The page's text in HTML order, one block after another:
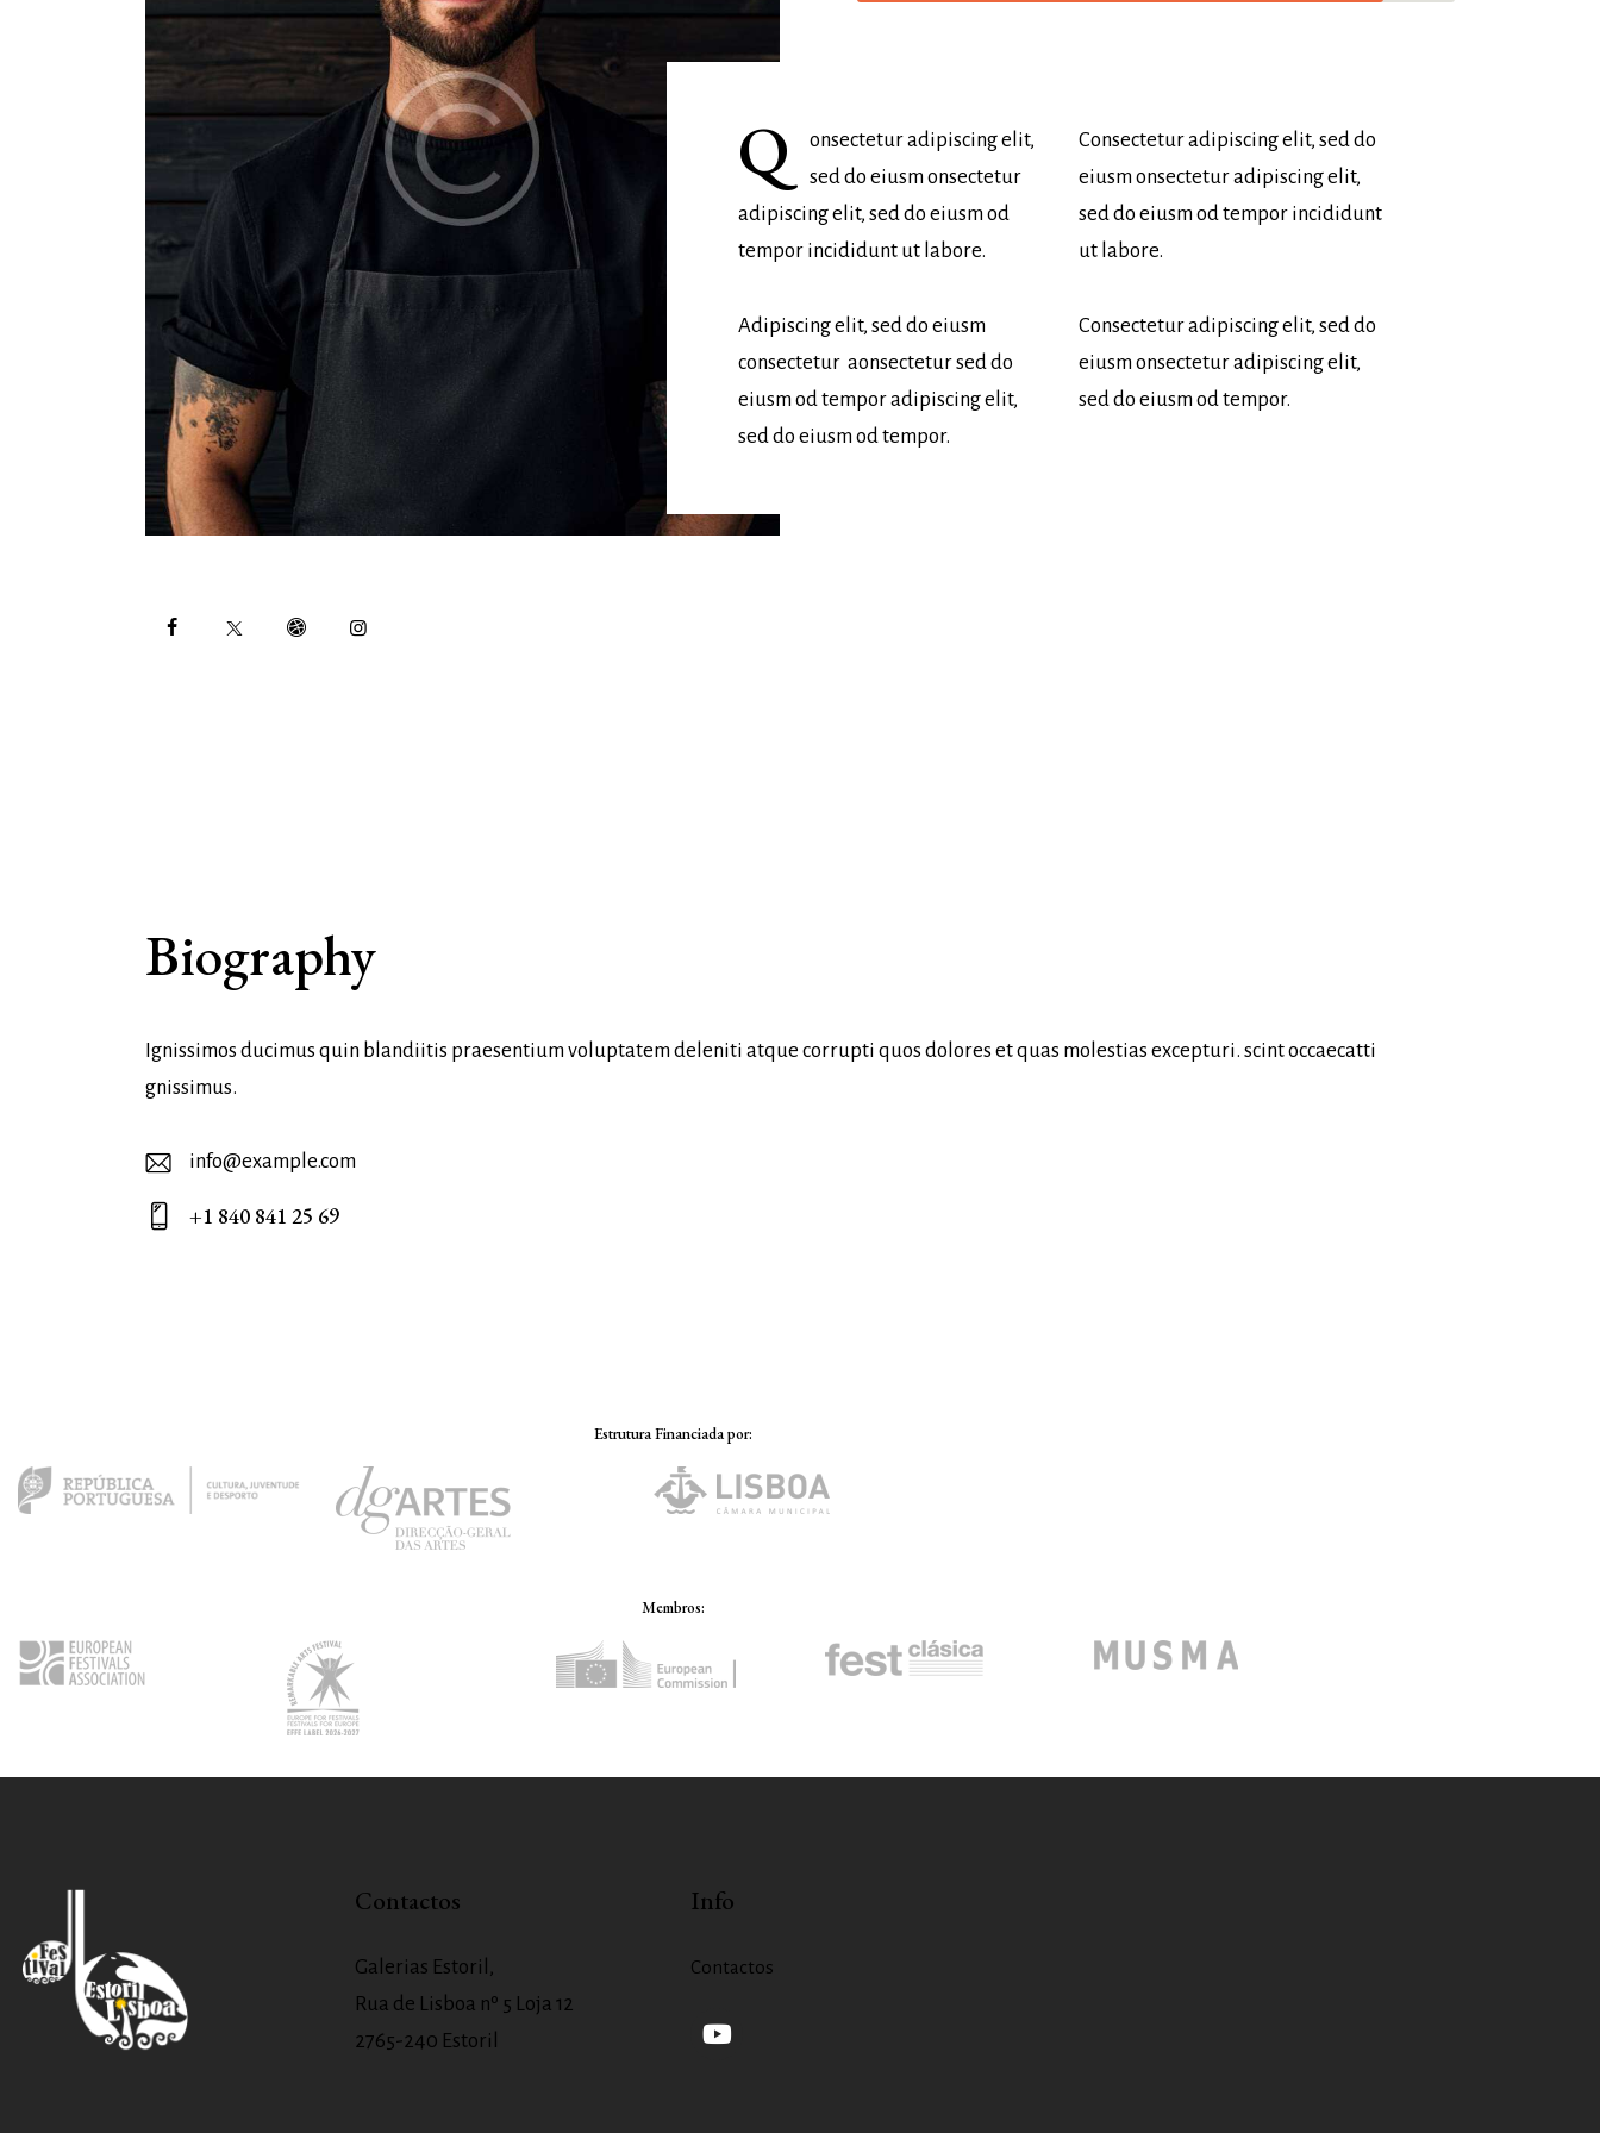
Q
onsectetur adipiscing elit,
sed do eiusm onsectetur
adipiscing elit, sed do eiusm od
tempor incididunt ut labore.
Adipiscing elit, sed do eiusm
consectetur aonsectetur sed do
eiusm od tempor adipiscing elit,
sed do eiusm od tempor.
Consectetur adipiscing elit, sed do
eiusm onsectetur adipiscing elit,
sed do eiusm od tempor incididunt
ut labore.
Consectetur adipiscing elit, sed do
eiusm onsectetur adipiscing elit,
sed do eiusm od tempor.
Biography
Ignissimos ducimus quin blandiitis praesentium voluptatem deleniti atque corrupti quos dolores et quas molestias excepturi. scint occaecatti
gnissimus.
E-
ma
info@example.com
+1 840 841 25 69
Estrutura Financiada por:
Membros:
Contactos
Galerias Estoril,
Rua de Lisboa nº 5 Loja 12
2765-240 Estoril
Info
Contactos